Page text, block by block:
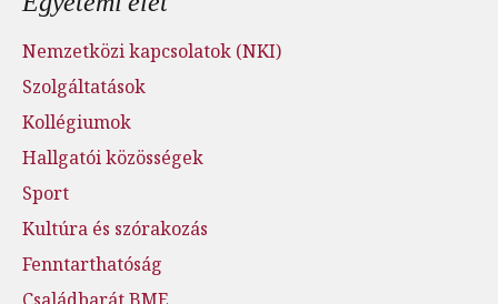
Nemzetközi kapcsolatok (NKI)
Szolgáltatások
Kollégiumok
Hallgatói közösségek
Sport
Kultúra és szórakozás
Fenntarthatóság